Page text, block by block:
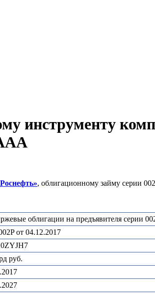
инструменту
, облигационному займу серии
облигации на предъявителя серии
от 04.12.2017
руб.